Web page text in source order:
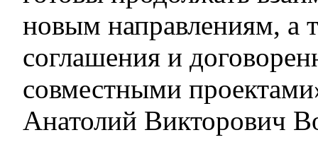
новым направлениям, а
соглашения и
совместными
Анатолий Викторович